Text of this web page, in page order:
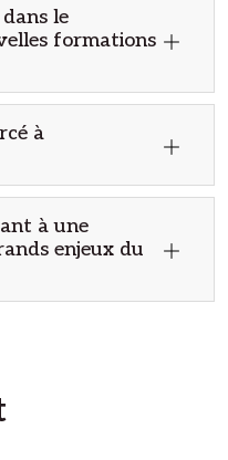
le
formations
à
à une
enjeux du